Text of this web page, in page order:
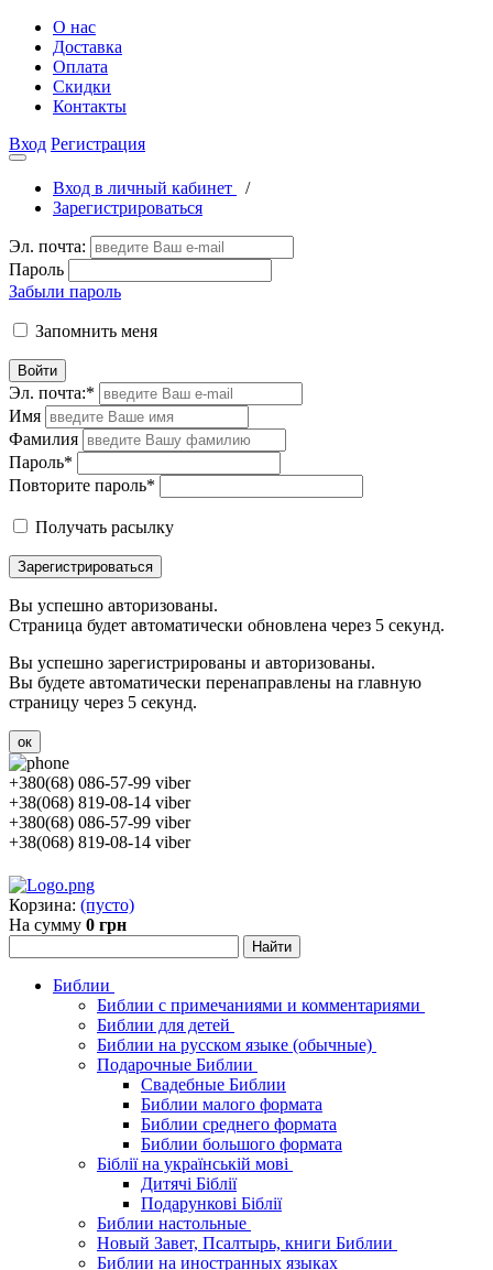
О нас
Доставка
Оплата
Скидки
Контакты
Вход Регистрация
Вход в личный кабинет
/
Зарегистрироваться
Эл. почта:
Пароль
Забыли пароль
Запомнить меня
Войти
Эл. почта:*
Имя
Фамилия
Пароль*
Повторите пароль*
Получать расылку
Зарегистрироваться
Вы успешно авторизованы.
Страница будет автоматически обновлена через 5 секунд.
Вы успешно зарегистрированы и авторизованы.
Вы будете автоматически перенаправлены на главную
страницу через 5 секунд.
ок
+380(68) 086-57-99 viber
+38(068) 819-08-14 viber
+380(68) 086-57-99 viber
+38(068) 819-08-14 viber
Корзина: (пусто)
На сумму 0 грн
Библии
Библии с примечаниями и комментариями
Библии для детей
Библии на русском языке (обычные)
Подарочные Библии
Свадебные Библии
Библии малого формата
Библии среднего формата
Библии большого формата
Біблії на українській мові
Дитячі Біблії
Подарункові Біблії
Библии настольные
Новый Завет, Псалтырь, книги Библии
Библии на иностранных языках